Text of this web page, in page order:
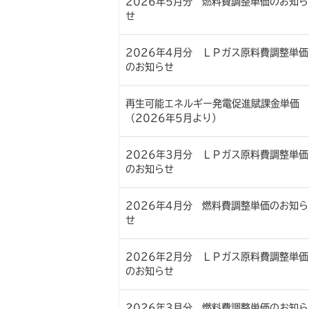
せ
2026年4月分 ＬＰガス原料費調整単価
のお知らせ
再生可能エネルギー発電促進賦課金単価
（2026年5月より）
2026年3月分 ＬＰガス原料費調整単価
のお知らせ
2026年4月分 燃料費調整単価のお知ら
せ
2026年2月分 ＬＰガス原料費調整単価
のお知らせ